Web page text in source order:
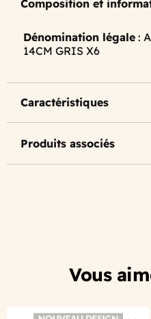
Composition et
Dénomination légale :
14CM GRIS X6
Caractéristiques
Produits associés
Vous